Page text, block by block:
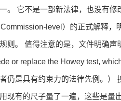
。 它不是一部新法律，也没有
level）的正式解释，
则。 值得注意的是，文件明确声
or replace the Howey test,
仍是具有约束力的法律先例。）
现有的尺子量了一遍，这些是量